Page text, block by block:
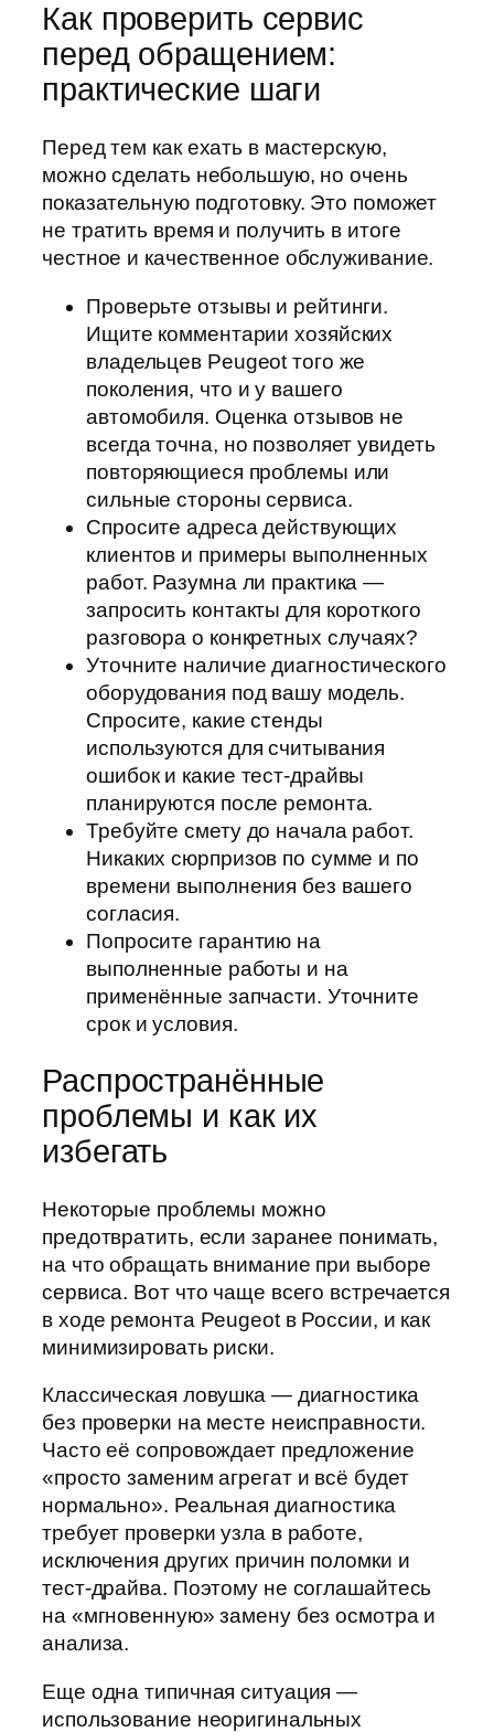
Как проверить сервис
перед обращением:
практические шаги
Перед тем как ехать в мастерскую,
можно сделать небольшую, но очень
показательную подготовку. Это поможет
не тратить время и получить в итоге
честное и качественное обслуживание.
Проверьте отзывы и рейтинги.
Ищите комментарии хозяйских
владельцев Peugeot того же
поколения, что и у вашего
автомобиля. Оценка отзывов не
всегда точна, но позволяет увидеть
повторяющиеся проблемы или
сильные стороны сервиса.
Спросите адреса действующих
клиентов и примеры выполненных
работ. Разумна ли практика —
запросить контакты для короткого
разговора о конкретных случаях?
Уточните наличие диагностического
оборудования под вашу модель.
Спросите, какие стенды
используются для считывания
ошибок и какие тест-драйвы
планируются после ремонта.
Требуйте смету до начала работ.
Никаких сюрпризов по сумме и по
времени выполнения без вашего
согласия.
Попросите гарантию на
выполненные работы и на
применённые запчасти. Уточните
срок и условия.
Распространённые
проблемы и как их
избегать
Некоторые проблемы можно
предотвратить, если заранее понимать,
на что обращать внимание при выборе
сервиса. Вот что чаще всего встречается
в ходе ремонта Peugeot в России, и как
минимизировать риски.
Классическая ловушка — диагностика
без проверки на месте неисправности.
Часто её сопровождает предложение
«просто заменим агрегат и всё будет
нормально». Реальная диагностика
требует проверки узла в работе,
исключения других причин поломки и
тест-драйва. Поэтому не соглашайтесь
на «мгновенную» замену без осмотра и
анализа.
Еще одна типичная ситуация —
использование неоригинальных